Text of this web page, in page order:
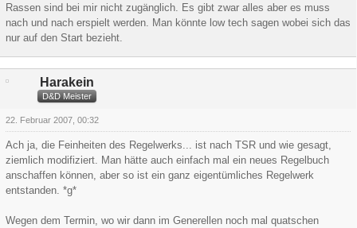
Rassen sind bei mir nicht zugänglich. Es gibt zwar alles aber es muss
nach und nach erspielt werden. Man könnte low tech sagen wobei sich das
nur auf den Start bezieht.
Harakein
D&D Meister
22. Februar 2007, 00:32
Ach ja, die Feinheiten des Regelwerks... ist nach TSR und wie gesagt,
ziemlich modifiziert. Man hätte auch einfach mal ein neues Regelbuch
anschaffen können, aber so ist ein ganz eigentümliches Regelwerk
entstanden. *g*
Wegen dem Termin, wo wir dann im Generellen noch mal quatschen